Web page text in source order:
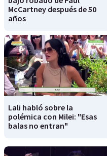
McCartney después de 50
años
Lali habló sobre la
polémica con Milei: "Esas
balas no entran"